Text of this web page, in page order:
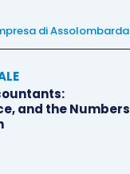
di Assolombarda
and the Numbers